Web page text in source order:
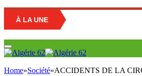
À LA UNE
Home»Société»ACCIDENTS DE LA